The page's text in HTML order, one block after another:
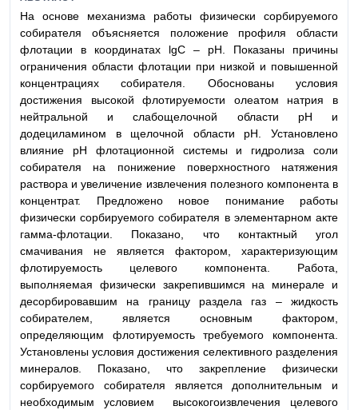
На основе механизма работы физически сорбируемого
собирателя объясняется положение профиля области
флотации в координатах lgC – pH. Показаны причины
ограничения области флотации при низкой и повышенной
концентрациях собирателя. Обоснованы условия
достижения высокой флотируемости олеатом натрия в
нейтральной и слабощелочной области рН и
додециламином в щелочной области рН. Установлено
влияние рН флотационной системы и гидролиза соли
собирателя на понижение поверхностного натяжения
раствора и увеличение извлечения полезного компонента в
концентрат. Предложено новое понимание работы
физически сорбируемого собирателя в элементарном акте
гамма-флотации. Показано, что контактный угол
смачивания не является фактором, характеризующим
флотируемость целевого компонента. Работа,
выполняемая физически закрепившимся на минерале и
десорбировавшим на границу раздела газ – жидкость
собирателем, является основным фактором,
определяющим флотируемость требуемого компонента.
Установлены условия достижения селективного разделения
минералов. Показано, что закрепление физически
сорбируемого собирателя является дополнительным и
необходимым условием высокогоизвлечения целевого